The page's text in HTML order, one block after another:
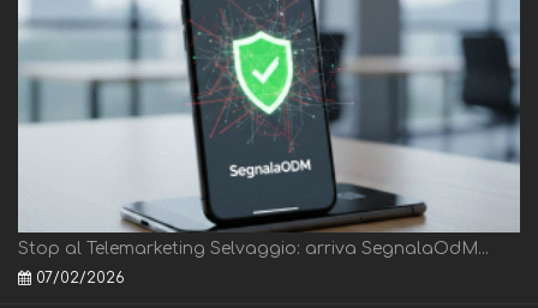
Stop al Telemarketing Selvaggio: arriva SegnalaOdM...
07/02/2026